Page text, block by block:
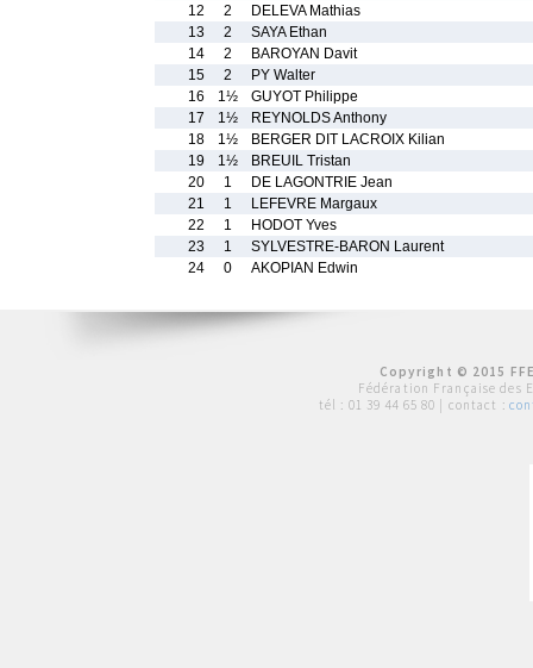
12
2
DELEVA Mathias
13
2
SAYA Ethan
14
2
BAROYAN Davit
15
2
PY Walter
16
1½
GUYOT Philippe
17
1½
REYNOLDS Anthony
18
1½
BERGER DIT LACROIX Kilian
19
1½
BREUIL Tristan
20
1
DE LAGONTRIE Jean
21
1
LEFEVRE Margaux
22
1
HODOT Yves
23
1
SYLVESTRE-BARON Laurent
24
0 AKOPIAN Edwin
Copyright © 2015
Fédération Française des
tél : 01 39 44 65 80 | contact :